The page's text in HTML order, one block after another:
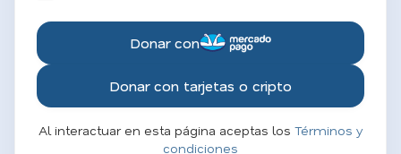
Donar con
Donar con tarjetas o cripto
Al interactuar en esta página aceptas los Términos y
condiciones